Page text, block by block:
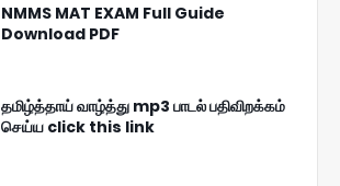
NMMS MAT EXAM Full Guide
Download PDF
தமிழ்த்தாய் வாழ்த்து mp3 பாடல் பதிவிறக்கம்
செய்ய click this link